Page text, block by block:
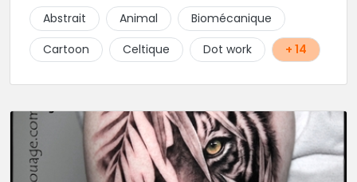
la créativité. Le studio est installé en duplex, laissant
à chacun sa part d'intimité. Une superbe adresse en
Auvergne.
Abstrait Animal
Biomécanique
Cartoon
Celtique Dot work + 14